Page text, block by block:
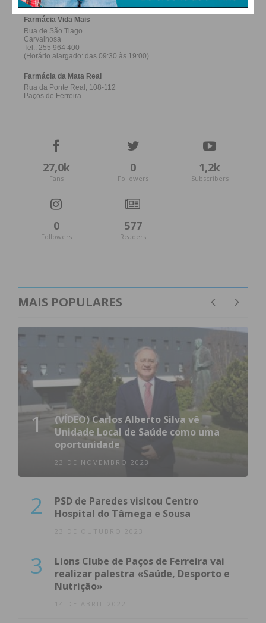
27,0k
Fans
0
Followers
1,2k
Subscribers
0
Followers
577
Readers
MAIS POPULARES
1
(VÍDEO) Carlos Alberto Silva vê
Unidade Local de Saúde como uma
oportunidade
23 DE NOVEMBRO 2023
2
PSD de Paredes visitou Centro
Hospital do Tâmega e Sousa
23 DE OUTUBRO 2023
3
Lions Clube de Paços de Ferreira vai
realizar palestra «Saúde, Desporto e
Nutrição»
14 DE ABRIL 2022